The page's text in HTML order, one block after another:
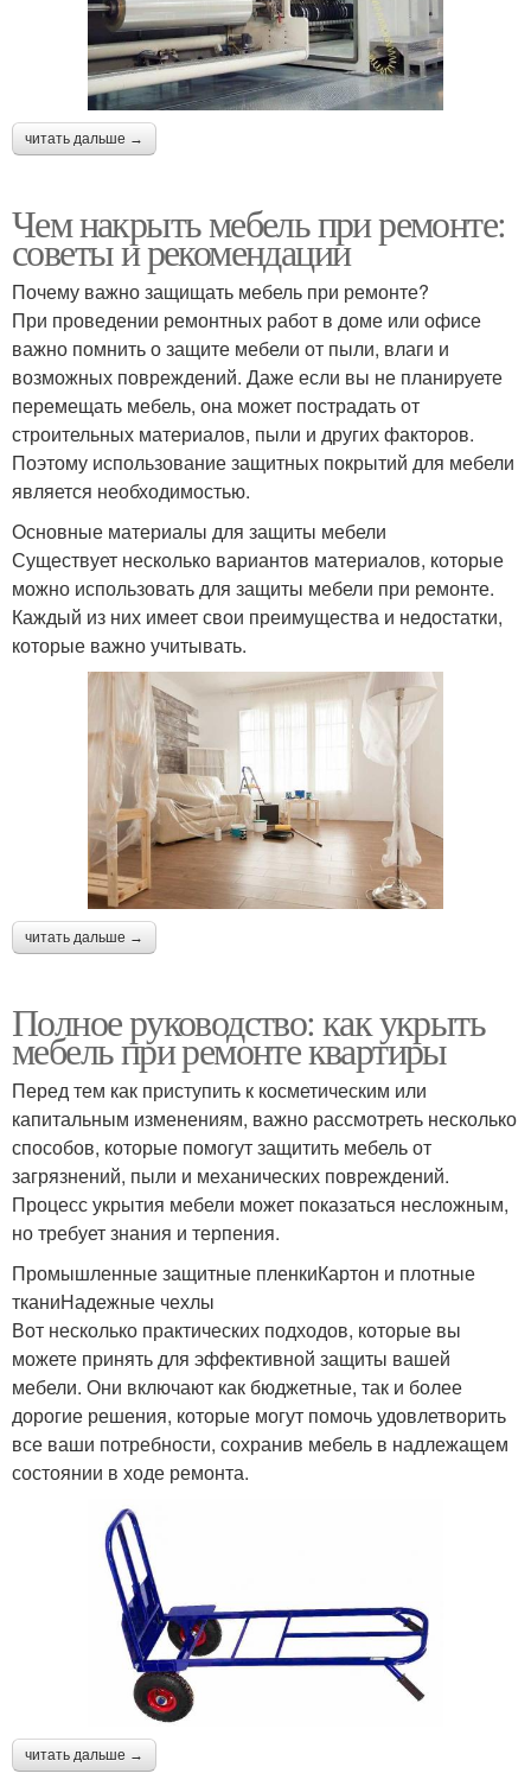
читать дальше →
Чем накрыть мебель при ремонте:
советы и рекомендации
Почему важно защищать мебель при ремонте?
При проведении ремонтных работ в доме или офисе
важно помнить о защите мебели от пыли, влаги и
возможных повреждений. Даже если вы не планируете
перемещать мебель, она может пострадать от
строительных материалов, пыли и других факторов.
Поэтому использование защитных покрытий для мебели
является необходимостью.
Основные материалы для защиты мебели
Существует несколько вариантов материалов, которые
можно использовать для защиты мебели при ремонте.
Каждый из них имеет свои преимущества и недостатки,
которые важно учитывать.
читать дальше →
Полное руководство: как укрыть
мебель при ремонте квартиры
Перед тем как приступить к косметическим или
капитальным изменениям, важно рассмотреть несколько
способов, которые помогут защитить мебель от
загрязнений, пыли и механических повреждений.
Процесс укрытия мебели может показаться несложным,
но требует знания и терпения.
Промышленные защитные пленкиКартон и плотные
тканиНадежные чехлы
Вот несколько практических подходов, которые вы
можете принять для эффективной защиты вашей
мебели. Они включают как бюджетные, так и более
дорогие решения, которые могут помочь удовлетворить
все ваши потребности, сохранив мебель в надлежащем
состоянии в ходе ремонта.
читать дальше →